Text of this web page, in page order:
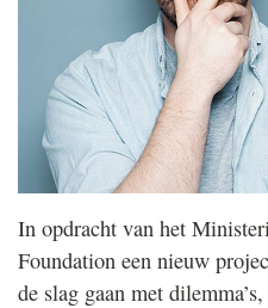
In opdracht van het
Foundation een nieuw
de slag gaan met